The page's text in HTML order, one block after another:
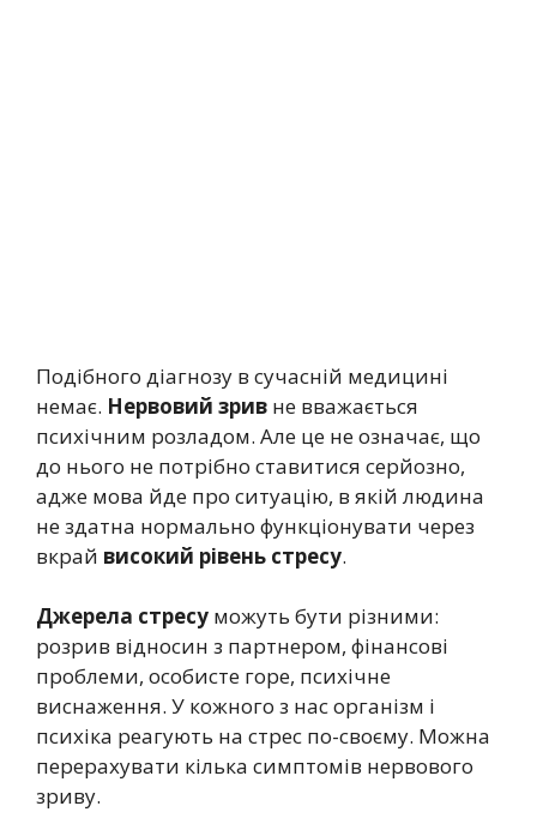
Подібного діагнозу в сучасній медицині
немає. Нервовий зрив не вважається
психічним розладом. Але це не означає, що
до нього не потрібно ставитися серйозно,
адже мова йде про ситуацію, в якій людина
не здатна нормально функціонувати через
вкрай високий рівень стресу.
Джерела стресу можуть бути різними:
розрив відносин з партнером, фінансові
проблеми, особисте горе, психічне
виснаження. У кожного з нас організм і
психіка реагують на стрес по-своєму. Можна
перерахувати кілька симптомів нервового
зриву.